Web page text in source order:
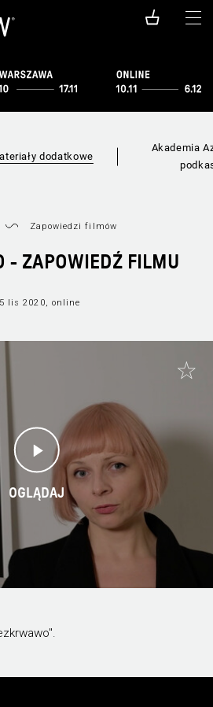
dodatkowe
Akademia
Zapowiedzi filmów
- ZAPOWIEDŹ FILMU
lis 2020, online
OGLĄDAJ